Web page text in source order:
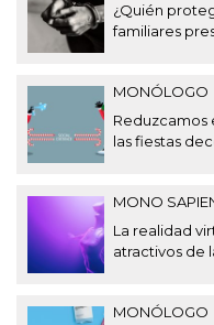
¿Quién
familiares
MONÓLOGO
Reduzcamos
las fiestas
MONO
La realidad
atractivos de
MONÓLOGO